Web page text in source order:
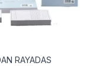
RAYADAS